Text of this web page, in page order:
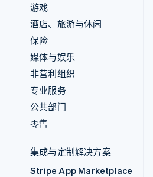
游戏
酒店、旅游与休闲
保险
媒体与娱乐
非营利组织
专业服务
公共部门
零售
集成与定制解决方案
Stripe App Marketplace